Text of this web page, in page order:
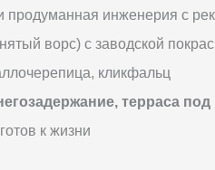
продуманная инженерия с
ворс) с заводской
кликфальц
терраса
к жизни